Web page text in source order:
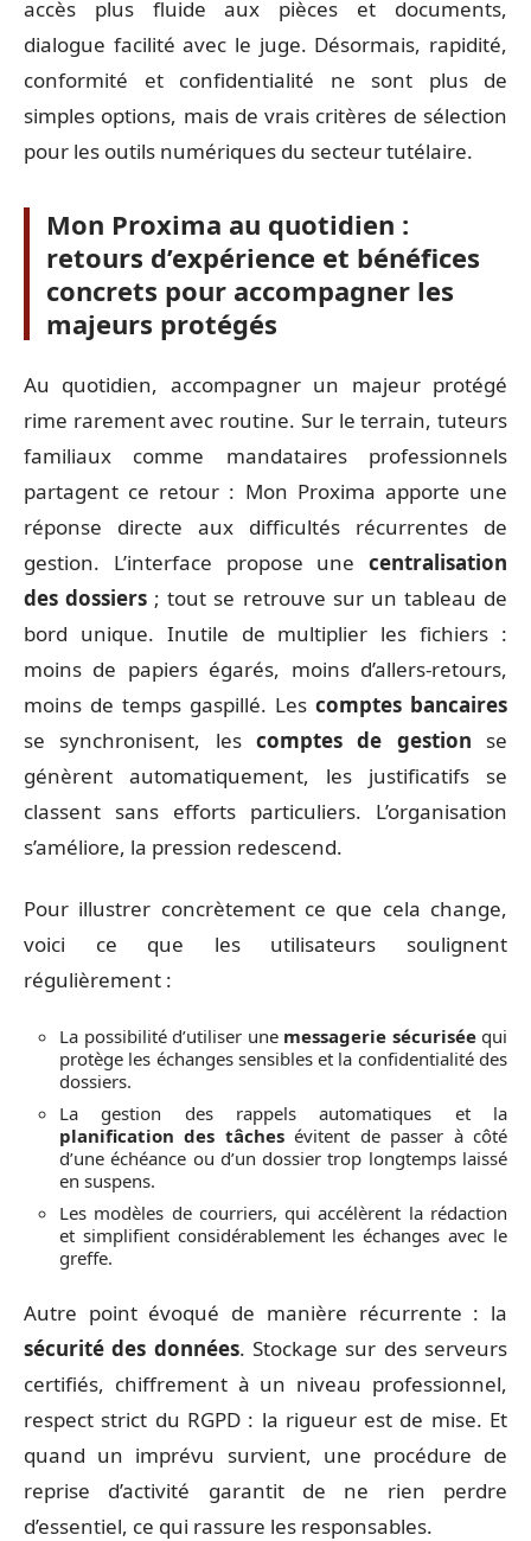
accès plus fluide aux pièces et documents,
dialogue facilité avec le juge. Désormais, rapidité,
conformité et confidentialité ne sont plus de
simples options, mais de vrais critères de sélection
pour les outils numériques du secteur tutélaire.
Mon Proxima au quotidien :
retours d’expérience et bénéfices
concrets pour accompagner les
majeurs protégés
Au quotidien, accompagner un majeur protégé
rime rarement avec routine. Sur le terrain, tuteurs
familiaux comme mandataires professionnels
partagent ce retour : Mon Proxima apporte une
réponse directe aux difficultés récurrentes de
gestion. L’interface propose une centralisation
des dossiers ; tout se retrouve sur un tableau de
bord unique. Inutile de multiplier les fichiers :
moins de papiers égarés, moins d’allers-retours,
moins de temps gaspillé. Les comptes bancaires
se synchronisent, les comptes de gestion se
génèrent automatiquement, les justificatifs se
classent sans efforts particuliers. L’organisation
s’améliore, la pression redescend.
Pour illustrer concrètement ce que cela change,
voici ce que les utilisateurs soulignent
régulièrement :
La possibilité d’utiliser une messagerie sécuriséequi
protège les échanges sensibles et la confidentialité des
dossiers.
La gestion des rappels automatiques et la
planification des tâchesévitent de passer à côté
d’une échéance ou d’un dossier trop longtemps laissé
en suspens.
Les modèles de courriers, qui accélèrent la rédaction
et simplifient considérablement les échanges avec le
greffe.
Autre point évoqué de manière récurrente : la
sécurité des données. Stockage sur des serveurs
certifiés, chiffrement à un niveau professionnel,
respect strict du RGPD : la rigueur est de mise. Et
quand un imprévu survient, une procédure de
reprise d’activité garantit de ne rien perdre
d’essentiel, ce qui rassure les responsables.